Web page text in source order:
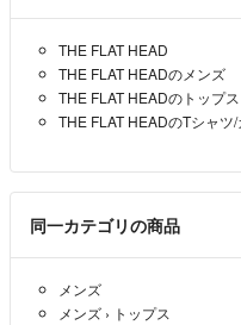
THE FLAT HEAD
THE FLAT HEADのメンズ
THE FLAT HEADのトップス
THE FLAT HEADのTシャツ
同一カテゴリの商品
メンズ
メンズ › トップス